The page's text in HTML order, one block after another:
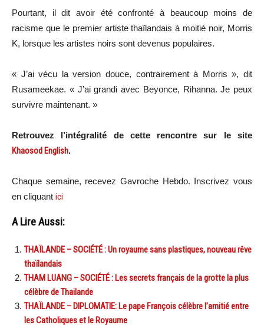
Pourtant, il dit avoir été confronté à beaucoup moins de
racisme que le premier artiste thaïlandais à moitié noir, Morris
K, lorsque les artistes noirs sont devenus populaires.
« J’ai vécu la version douce, contrairement à Morris », dit
Rusameekae. « J’ai grandi avec Beyonce, Rihanna. Je peux
survivre maintenant. »
Retrouvez l’intégralité de cette rencontre sur le site
Khaosod English.
Chaque semaine, recevez Gavroche Hebdo. Inscrivez vous
en cliquant ici
A Lire Aussi:
THAÏLANDE – SOCIÉTÉ : Un royaume sans plastiques, nouveau rêve
thaïlandais
THAM LUANG – SOCIÉTÉ : Les secrets français de la grotte la plus
célèbre de Thailande
THAÏLANDE – DIPLOMATIE: Le pape François célèbre l’amitié entre
les Catholiques et le Royaume